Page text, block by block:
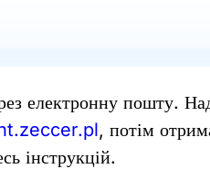
електронну пошту.
, потім
інструкцій.